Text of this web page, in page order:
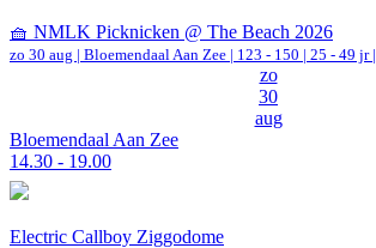
🧺 NMLK Picknicken @ The Beach 2026
zo 30 aug | Bloemendaal Aan Zee | 123 - 150 | 25 - 49 jr |
zo
30
aug
Bloemendaal Aan Zee
14.30 - 19.00
Electric Callboy Ziggodome